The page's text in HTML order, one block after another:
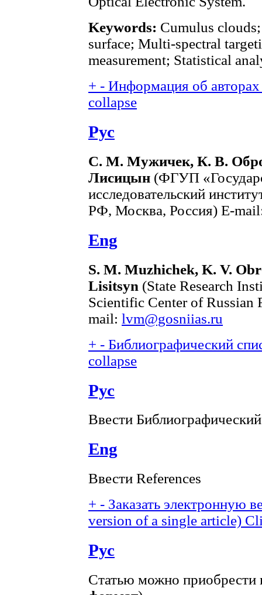
Keywords: Cumulus
surface; Multi-spectral
measurement; Statistical
+ - Информация об
collapse
Рус
С. М. Мужичек, К. В.
Лисицын (ФГУП
исследовательский
РФ, Москва, Россия) E-
Eng
S. M. Muzhichek, K. V.
Lisitsyn (State Research
Scientific Center of Russian
mail: lvm@gosniias.ru
+ - Библиографический
collapse
Рус
Ввести
Eng
Ввести References
+ - Заказать электронную
version of a single article)
Рус
Статью можно приобрести